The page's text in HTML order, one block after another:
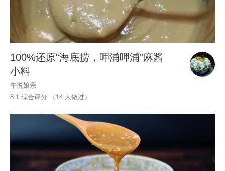
100%还原“海底捞，呷浦呷浦”麻酱
小料
午悦娘亲
8.1 综合评分 （ 14 人做过）